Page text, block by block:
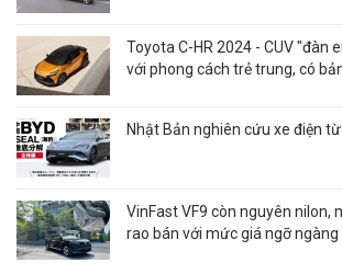
Toyota C-HR 2024 - CUV "đàn
với phong cách trẻ trung, có
Nhật Bản nghiên cứu xe điện
VinFast VF9 còn nguyên nilon,
rao bán với mức giá ngỡ ngàng